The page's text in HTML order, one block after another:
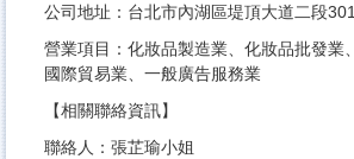
公司地址：台北市內湖區堤頂大道二段
營業項目：化妝品製造業、化妝品批發業
國際貿易業、一般廣告服務業
【相關聯絡資訊】
聯絡人：張芷瑜小姐